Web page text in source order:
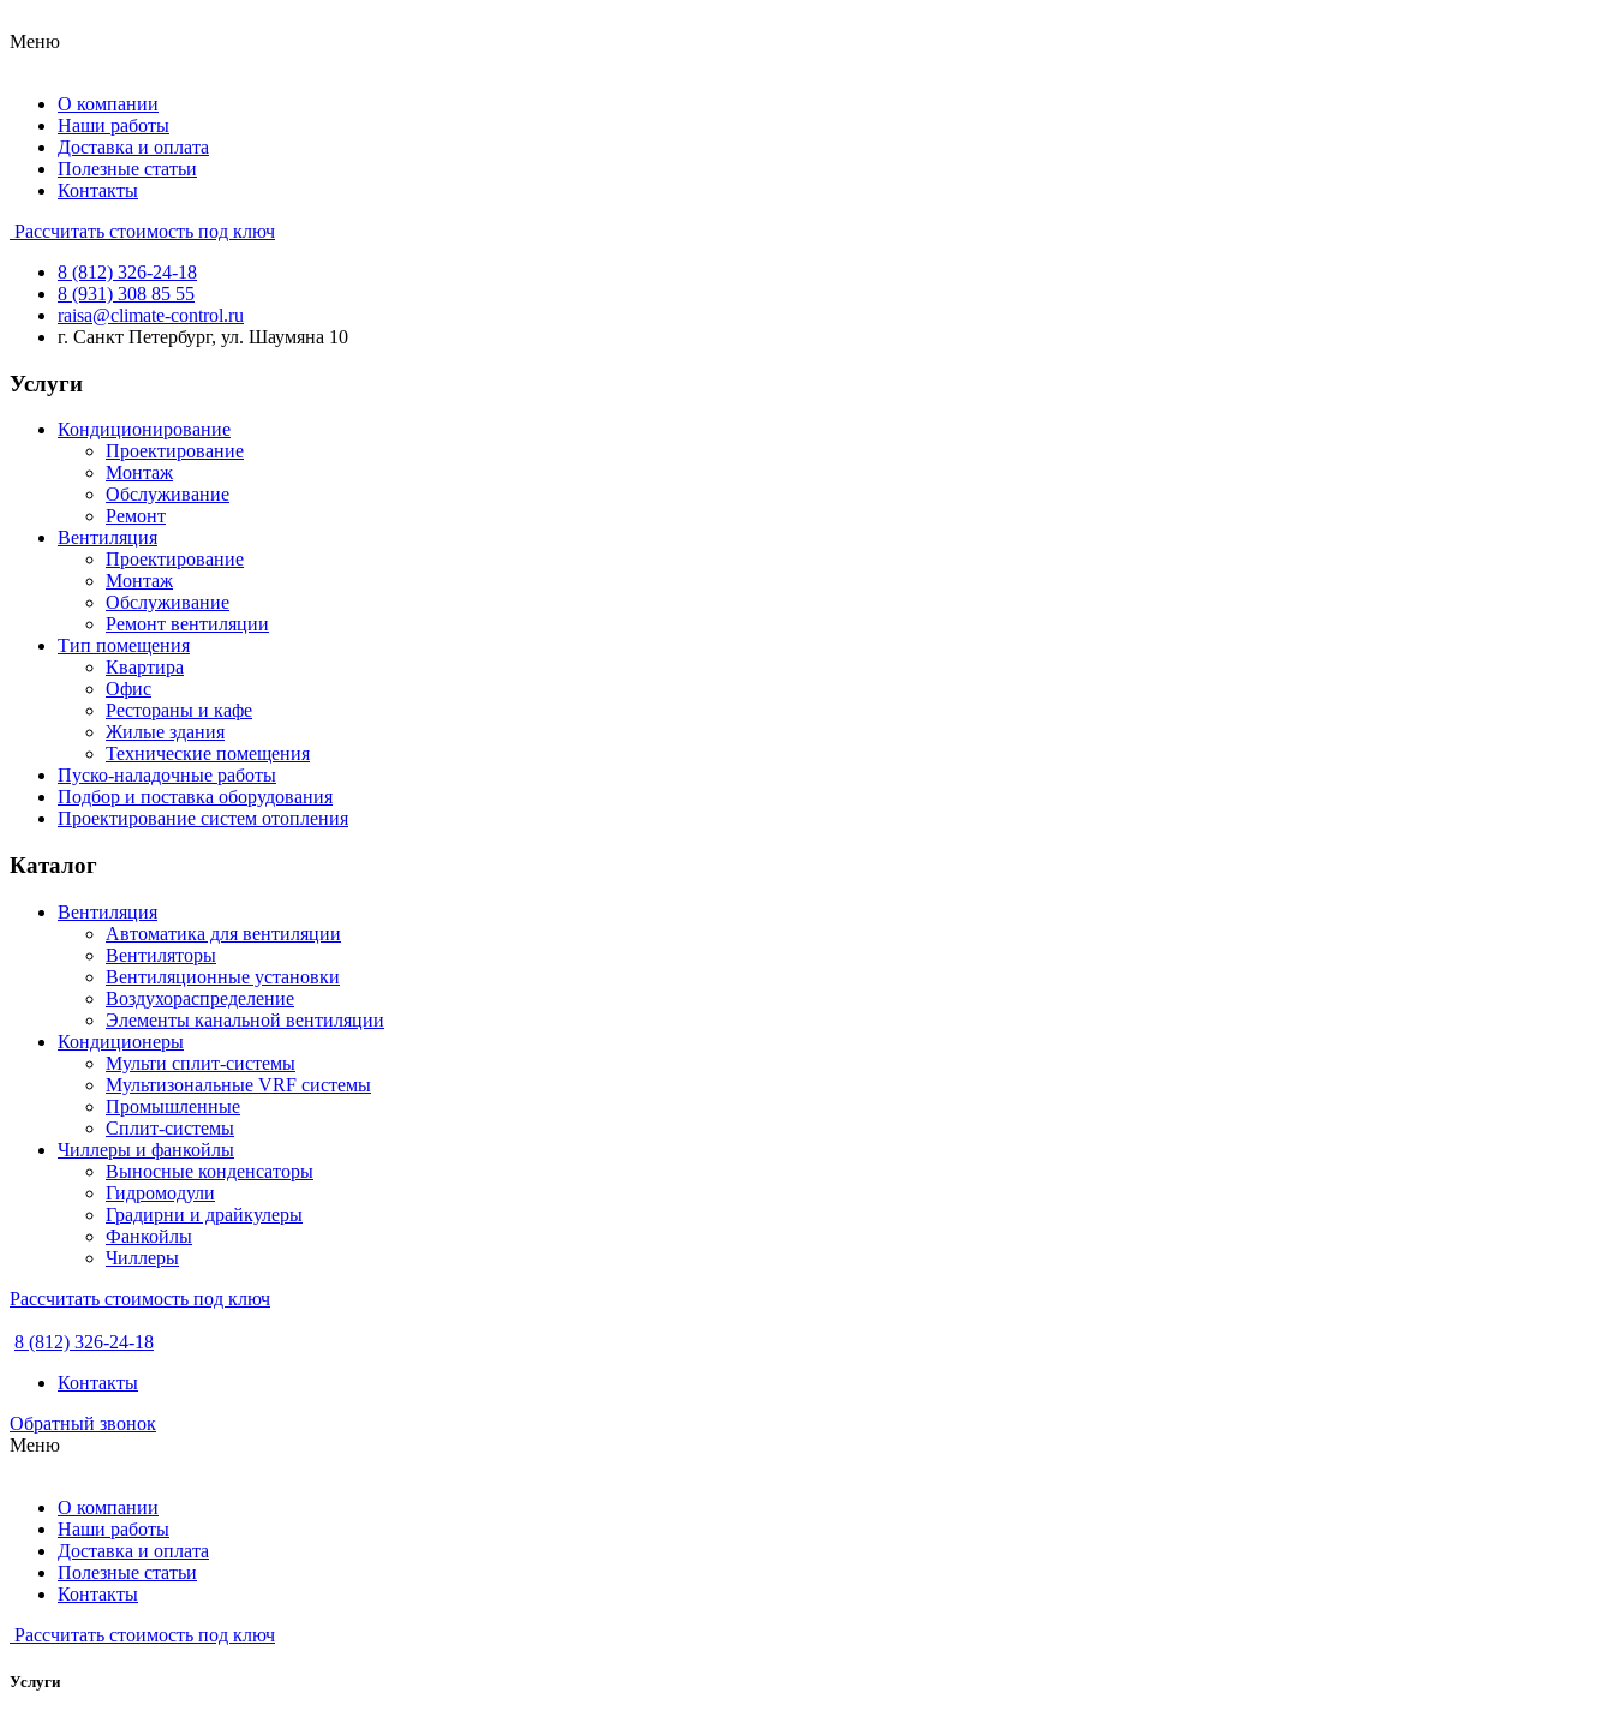
Меню
О компании
Наши работы
Доставка и оплата
Полезные статьи
Контакты
Рассчитать стоимость под ключ
8 (812) 326-24-18
8 (931) 308 85 55
raisa@climate-control.ru
г. Санкт Петербург, ул. Шаумяна 10
Услуги
Кондиционирование
Проектирование
Монтаж
Обслуживание
Ремонт
Вентиляция
Проектирование
Монтаж
Обслуживание
Ремонт вентиляции
Тип помещения
Квартира
Офис
Рестораны и кафе
Жилые здания
Технические помещения
Пуско-наладочные работы
Подбор и поставка оборудования
Проектирование систем отопления
Каталог
Вентиляция
Автоматика для вентиляции
Вентиляторы
Вентиляционные установки
Воздухораспределение
Элементы канальной вентиляции
Кондиционеры
Мульти сплит-системы
Мультизональные VRF системы
Промышленные
Сплит-системы
Чиллеры и фанкойлы
Выносные конденсаторы
Гидромодули
Градирни и драйкулеры
Фанкойлы
Чиллеры
Рассчитать стоимость под ключ
8 (812) 326-24-18
Контакты
Обратный звонок
Меню
О компании
Наши работы
Доставка и оплата
Полезные статьи
Контакты
Рассчитать стоимость под ключ
Услуги